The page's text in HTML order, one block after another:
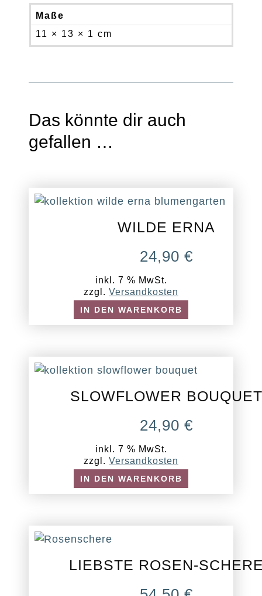
Maße
11 × 13 × 1 cm
Das könnte dir auch
gefallen …
WILDE ERNA
24,90 €
inkl. 7 % MwSt.
zzgl. Versandkosten
IN DEN WARENKORB
SLOWFLOWER BOUQUET
24,90 €
inkl. 7 % MwSt.
zzgl. Versandkosten
IN DEN WARENKORB
LIEBSTE ROSEN-